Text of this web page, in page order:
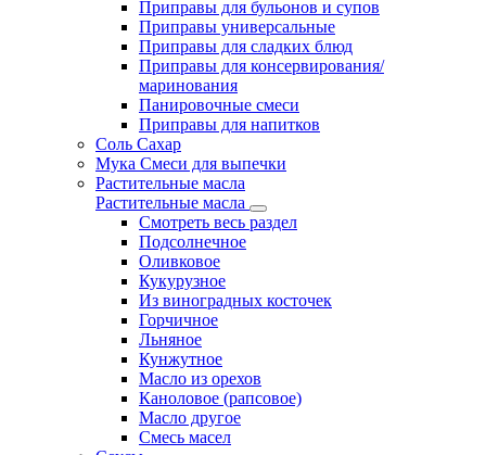
Приправы для бульонов и супов
Приправы универсальные
Приправы для сладких блюд
Приправы для консервирования/
маринования
Панировочные смеси
Приправы для напитков
Соль Сахар
Мука Смеси для выпечки
Растительные масла
Растительные масла
Смотреть весь раздел
Подсолнечное
Оливковое
Кукурузное
Из виноградных косточек
Горчичное
Льняное
Кунжутное
Масло из орехов
Каноловое (рапсовое)
Масло другое
Смесь масел